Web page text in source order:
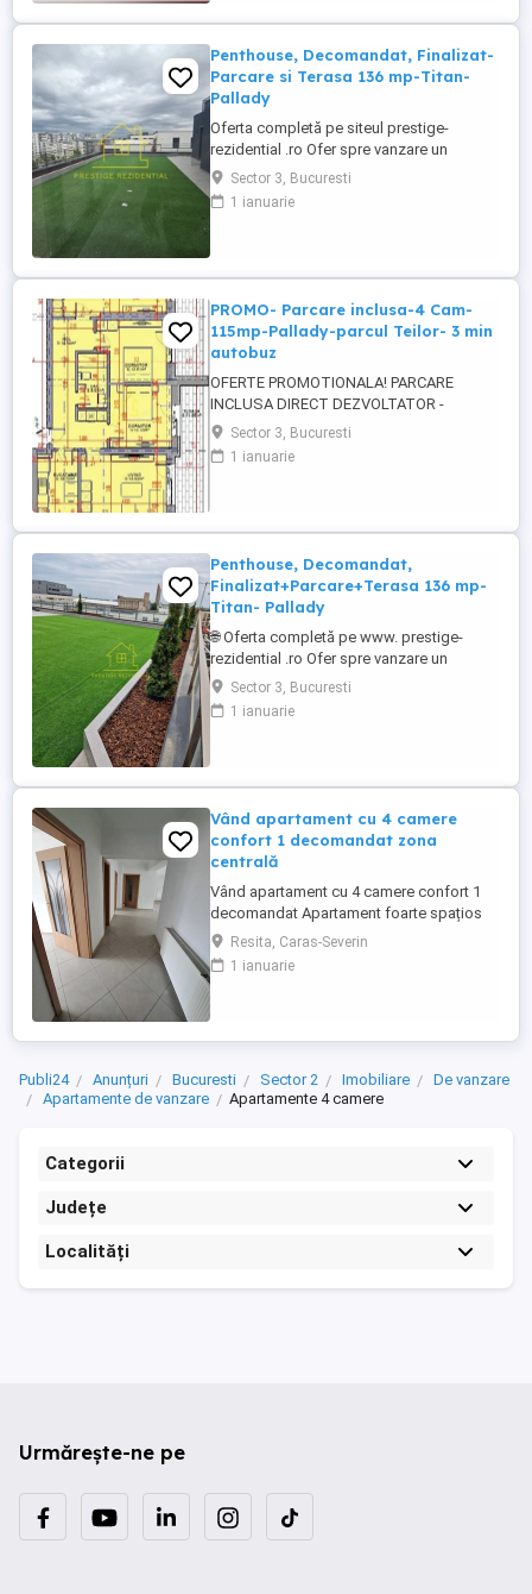
12mp balcon + terasa mare de 72 mp =
total 174mp Pozitionare: ...
Penthouse, Decomandat, Finalizat-
Parcare si Terasa 136 mp-Titan-
Pallady
Oferta completă pe siteul prestige-
rezidential .ro Ofer spre vanzare un
apartament de 4 camere tip Penthouse, cu
o suprafata de 236 mp, cu Parcare
Subterana Inclusa, proiectul se afla in
cochet compus din 46 de apartamente ...
Sector 3, Bucuresti
1 ianuarie
PROMO- Parcare inclusa-4 Cam-
115mp-Pallady-parcul Teilor- 3 min
autobuz
OFERTE PROMOTIONALA! PARCARE
INCLUSA DIRECT DEZVOLTATOR -
COMISION 0% Titan- Pallady- parcul Teilor
- statie STB la 3-4 minute de mers,
vanzare apartament 4 camere, spatios,
centrala termica, parcare inclusa. Bloc nou
cu regim ...
Sector 3, Bucuresti
1 ianuarie
Penthouse, Decomandat,
Finalizat+Parcare+Terasa 136 mp-
Titan- Pallady
🌐 Oferta completă pe www. prestige-
rezidential .ro Ofer spre vanzare un
apartament de 4 camere tip Penthouse, cu
o suprafata de 236 mp, cu Parcare
Subterana Inclusa, proiectul se afla in
cochet compus din 46 de apartamente ...
Sector 3, Bucuresti
1 ianuarie
Vând apartament cu 4 camere
confort 1 decomandat zona
centrală
Vând apartament cu 4 camere confort 1
decomandat Apartament foarte spațios
peste 100mp Deține 2 băi care necesită
renovare Deține 2 balcoane spațioase Tot
apartamentul a fost renovat cu ceva timp
sanitară Apartament ...
Resita, Caras-Severin
1 ianuarie
Publi24 Anunțuri Bucuresti Sector 2 Imobiliare
De vanzare
Apartamente de vanzare
Apartamente 4 camere
Categorii
Județe
Localități
Urmărește-ne pe